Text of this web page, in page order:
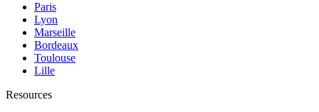
Paris
Lyon
Marseille
Bordeaux
Toulouse
Lille
Resources